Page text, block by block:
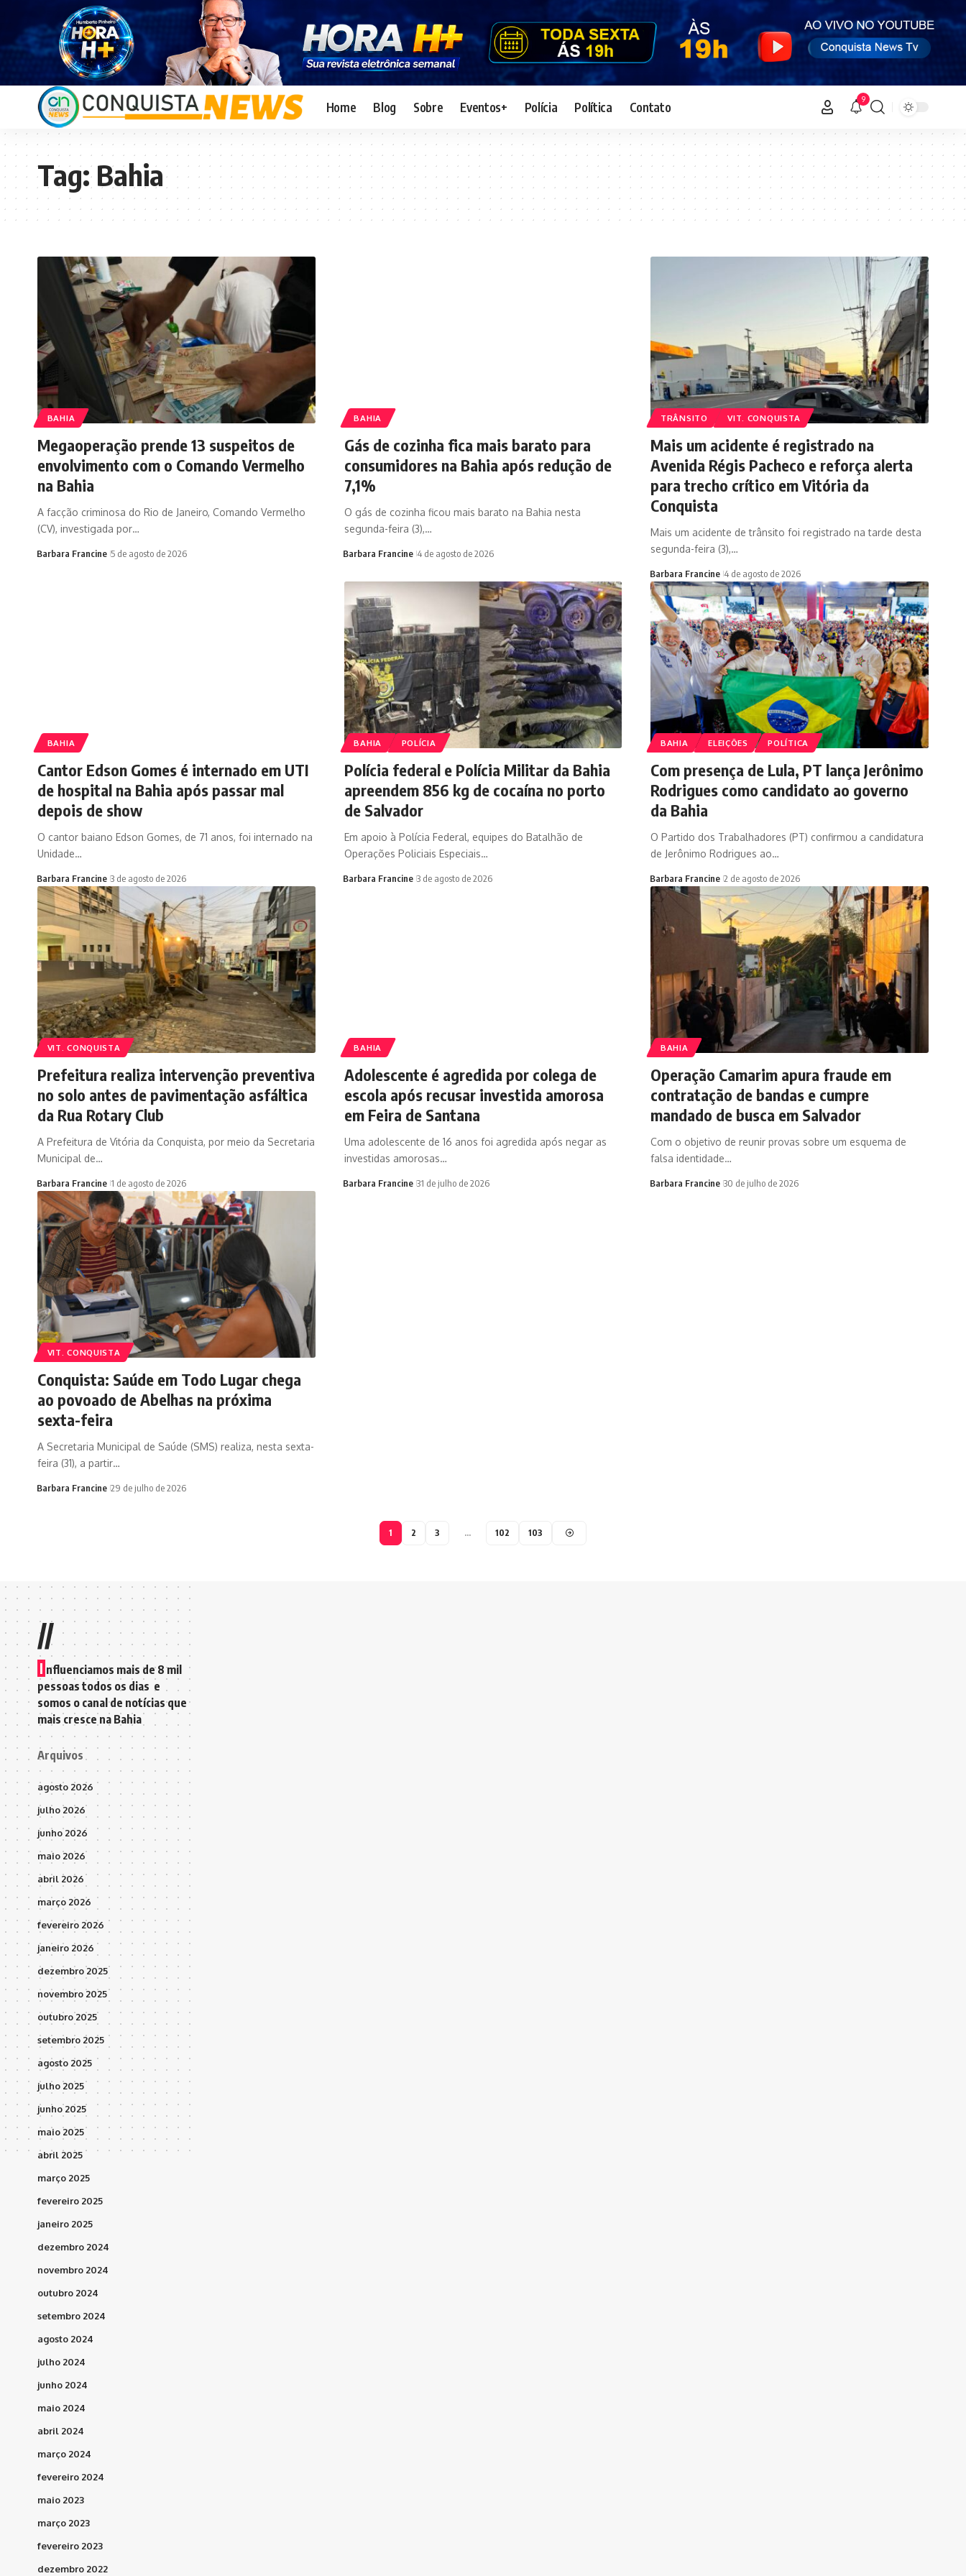
Home Blog Sobre Eventos+ Polícia Política Contato 9
Tag:Bahia
BAHIA
Megaoperação prende 13 suspeitos de
envolvimento com o Comando Vermelho
na Bahia
A facção criminosa do Rio de Janeiro, Comando Vermelho
(CV), investigada por…
Barbara Francine 5 de agosto de 2026
BAHIA
Gás de cozinha fica mais barato para
consumidores na Bahia após redução de
7,1%
O gás de cozinha ficou mais barato na Bahia nesta
segunda-feira (3),…
Barbara Francine 4 de agosto de 2026
TRÂNSITO VIT. CONQUISTA
Mais um acidente é registrado na
Avenida Régis Pacheco e reforça alerta
para trecho crítico em Vitória da
Conquista
Mais um acidente de trânsito foi registrado na tarde desta
segunda-feira (3),…
Barbara Francine 4 de agosto de 2026
BAHIA
Cantor Edson Gomes é internado em UTI
de hospital na Bahia após passar mal
depois de show
O cantor baiano Edson Gomes, de 71 anos, foi internado na
Unidade…
Barbara Francine 3 de agosto de 2026
BAHIA POLÍCIA
Polícia federal e Polícia Militar da Bahia
apreendem 856 kg de cocaína no porto
de Salvador
Em apoio à Polícia Federal, equipes do Batalhão de
Operações Policiais Especiais…
Barbara Francine 3 de agosto de 2026
BAHIA ELEIÇÕES POLÍTICA
Com presença de Lula, PT lança Jerônimo
Rodrigues como candidato ao governo
da Bahia
O Partido dos Trabalhadores (PT) confirmou a candidatura
de Jerônimo Rodrigues ao…
Barbara Francine 2 de agosto de 2026
VIT. CONQUISTA
Prefeitura realiza intervenção preventiva
no solo antes de pavimentação asfáltica
da Rua Rotary Club
A Prefeitura de Vitória da Conquista, por meio da Secretaria
Municipal de…
Barbara Francine 1 de agosto de 2026
BAHIA
Adolescente é agredida por colega de
escola após recusar investida amorosa
em Feira de Santana
Uma adolescente de 16 anos foi agredida após negar as
investidas amorosas…
Barbara Francine 31 de julho de 2026
BAHIA
Operação Camarim apura fraude em
contratação de bandas e cumpre
mandado de busca em Salvador
Com o objetivo de reunir provas sobre um esquema de
falsa identidade…
Barbara Francine 30 de julho de 2026
VIT. CONQUISTA
Conquista: Saúde em Todo Lugar chega
ao povoado de Abelhas na próxima
sexta-feira
A Secretaria Municipal de Saúde (SMS) realiza, nesta sexta-
feira (31), a partir…
Barbara Francine 29 de julho de 2026
1 2 3 … 102 103
//
I nfluenciamos mais de 8 mil
pessoas todos os dias e
somos o canal de notícias que
mais cresce na Bahia
Arquivos
agosto 2026
julho 2026
junho 2026
maio 2026
abril 2026
março 2026
fevereiro 2026
janeiro 2026
dezembro 2025
novembro 2025
outubro 2025
setembro 2025
agosto 2025
julho 2025
junho 2025
maio 2025
abril 2025
março 2025
fevereiro 2025
janeiro 2025
dezembro 2024
novembro 2024
outubro 2024
setembro 2024
agosto 2024
julho 2024
junho 2024
maio 2024
abril 2024
março 2024
fevereiro 2024
maio 2023
março 2023
fevereiro 2023
dezembro 2022